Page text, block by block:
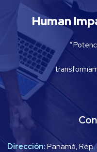
Human
Dirección:Panamá,